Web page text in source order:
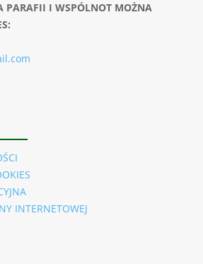
PARAFII I WSPÓLNOT MOŻNA
INTERNETOWEJ